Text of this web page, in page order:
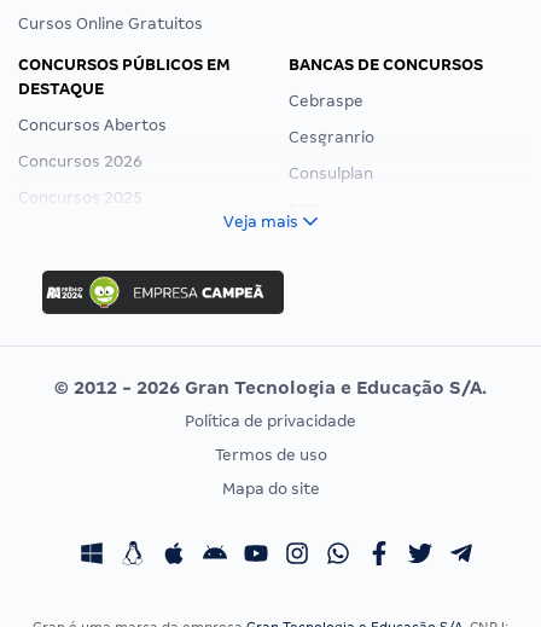
Cursos Online Gratuitos
CONCURSOS PÚBLICOS EM
DESTAQUE
Concursos Abertos
Concursos 2026
Concursos 2025
Concurso Ibama
Concurso MPU
Editais publicados
BANCAS DE CONCURSOS
Cebraspe
Cesgranrio
Consulplan
Vunesp
CONCURSOS POR PROFISSÃO
Concursos Fiscais
EXAME DE ORDEM
Calendário OAB
Veja mais
© 2012 - 2026 Gran Tecnologia e Educação S/A.
Política de privacidade
Termos de uso
Mapa do site